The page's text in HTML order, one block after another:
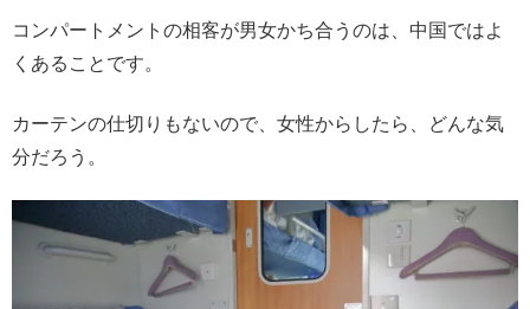
コンパートメントの相客が男女かち合うのは、中国ではよ
くあることです。
カーテンの仕切りもないので、女性からしたら、どんな気
分だろう。